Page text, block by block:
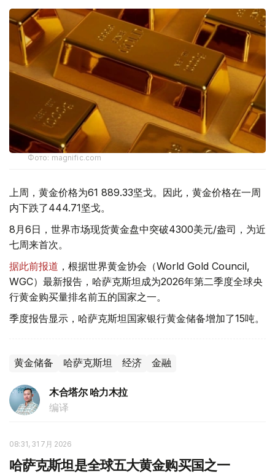
Фото: magnific.com
上周，黄金价格为61 889.33坚戈。因此，黄金价格在一周
内下跌了444.71坚戈。
8月6日，世界市场现货黄金盘中突破4300美元/盎司，为近
七周来首次。
据此前报道 ，根据世界黄金协会（World Gold Council,
WGC）最新报告，哈萨克斯坦成为2026年第二季度全球央
行黄金购买量排名前五的国家之一。
季度报告显示，哈萨克斯坦国家银行黄金储备增加了15吨。
黄金储备 哈萨克斯坦 经济 金融
木合塔尔 哈力木拉
编译
08:31, 31 7月 2026
哈萨克斯坦是全球五大黄金购买国之一